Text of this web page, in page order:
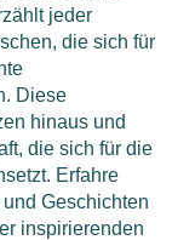
jeder
die sich für
Diese
hinaus und
die sich für die
Erfahre
Geschichten
inspirierenden